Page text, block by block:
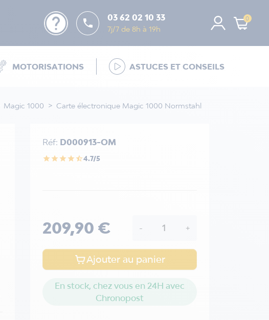
help  03 62 02 10 33
7j/7 de 8h à 19h
0
MOTORISATIONS ASTUCES ET CONSEILS
Magic 1000 Carte électronique Magic 1000 Normstahl
Réf: D000913-OM
star star star star star_half4.7/5
209,90 € - +
Ajouter au panier
En stock, chez vous en 24H avec
Chronopost